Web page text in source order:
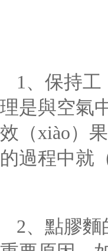
1 、保持工
理是與空氣
效（xiào）
的過程中就
2、點膠麵